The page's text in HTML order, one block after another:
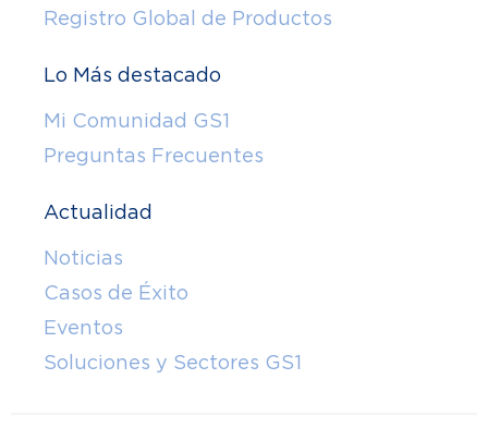
Registro Global de Productos
Lo Más destacado
Mi Comunidad GS1
Preguntas Frecuentes
Actualidad
Noticias
Casos de Éxito
Eventos
Soluciones y Sectores GS1